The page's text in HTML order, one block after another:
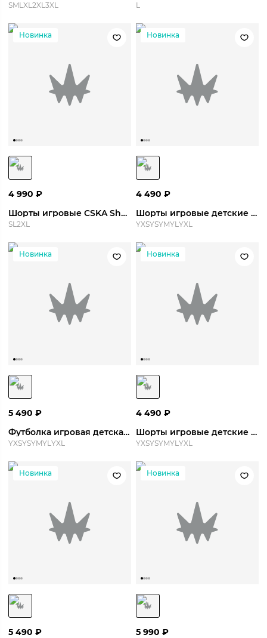
SMLXL2XL3XL L
Новинка
4 990 ₽
Шорты игровые CSKA Short Away 26/27
SL2XL
Новинка
4 490 ₽
Шорты игровые детские CSKA Short Away 26/27 Y
YXSYSYMYLYXL
Новинка
5 490 ₽
Футболка игровая детская CSKA Jersey Away 26/27 Y
YXSYSYMYLYXL
Новинка
4 490 ₽
Шорты игровые детские CSKA Short Home 26/27 Y
YXSYSYMYLYXL
Новинка
5 490 ₽
Новинка
5 990 ₽